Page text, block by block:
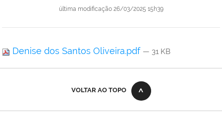
última modificação26/03/2025 15h39
Denise dos Santos Oliveira.pdf — 31 KB
VOLTAR AO TOPO